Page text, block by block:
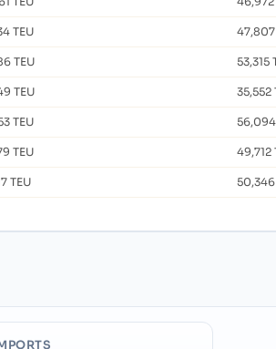
TEU 47,807
TEU 53,315
TEU 35,552
TEU 56,094
TEU 49,712
TEU 50,346